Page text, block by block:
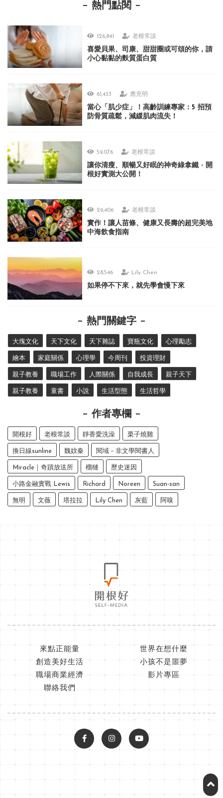
熱門點閱
126,841 老根常談
喜愛貝果、司康、甜甜圈或可頌的你，請
小心黏黏的麩質蛋白質
61,433 應充明
當心「肌少症」！高齡訓練專家：5 招預
防骨質疏鬆，減緩肌肉流失！
59,076 老根常談
讓你清瘦、順暢又好眠的神奇綠拿鐵 ‧ 開
根好實測大公開！
29,406 老根常談
實作！讓人苗條、健康又長壽的超完美地
中海飲食指南
28,546 Lily Chen
如果停不下來，就先學會慢下來
熱門關鍵字
大塊文化 天下文化 天下雜誌 寶瓶文化 心理勵志
繪本 家庭關係 心理學 今周刊 投資理財
親子教養 職場工作 人際關係 自我成長 親子天下
親子教養 童書 小說 生活型態 生活哲學
作者專欄
開根好 老根常談 靜香愛洗澡 栗子燒雞
換日線sunline 魏妏秦 閱域－非文學閱書人
Miracle｜奇蹟放送所 榴槤 歷史迷因
小路金融實戰 Lewis Richard Noreen Suan-san
無明 文薇 塔拉拉 Lily Chen 灰藍 阿嗅
來點正能量
世界在想什麼
創造美好生活
小孩不是噩夢
職場商業經濟
影片專區
聯絡我們